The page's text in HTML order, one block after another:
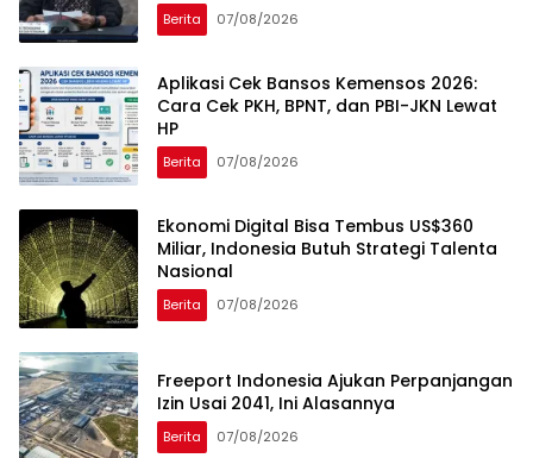
Berita 07/08/2026
Aplikasi Cek Bansos Kemensos 2026:
Cara Cek PKH, BPNT, dan PBI-JKN Lewat
HP
Berita 07/08/2026
Ekonomi Digital Bisa Tembus US$360
Miliar, Indonesia Butuh Strategi Talenta
Nasional
Berita 07/08/2026
Freeport Indonesia Ajukan Perpanjangan
Izin Usai 2041, Ini Alasannya
Berita 07/08/2026